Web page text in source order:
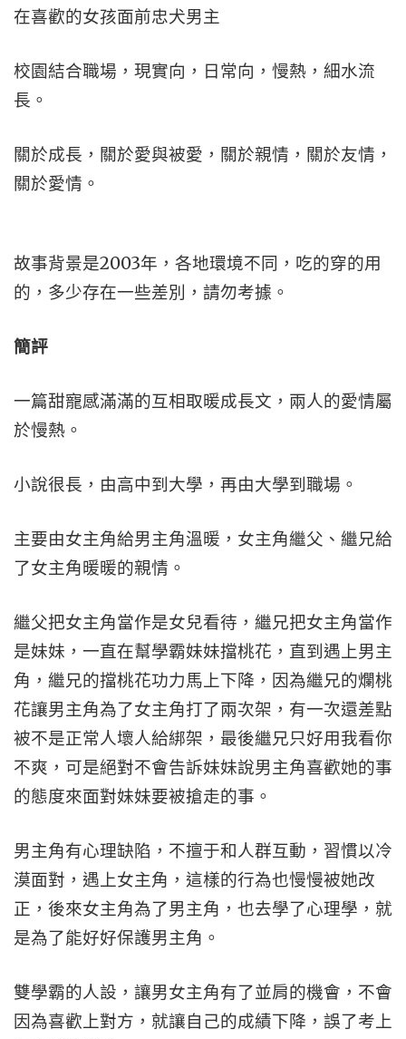
在喜歡的女孩面前忠犬男主
校園結合職場，現實向，日常向，慢熱，細水流
長。
關於成長，關於愛與被愛，關於親情，關於友情，
關於愛情。
故事背景是2003年，各地環境不同，吃的穿的用
的，多少存在一些差別，請勿考據。
簡評
一篇甜寵感滿滿的互相取暖成長文，兩人的愛情屬
於慢熱。
小說很長，由高中到大學，再由大學到職場。
主要由女主角給男主角溫暖，女主角繼父、繼兄給
了女主角暖暖的親情。
繼父把女主角當作是女兒看待，繼兄把女主角當作
是妹妹，一直在幫學霸妹妹擋桃花，直到遇上男主
角，繼兄的擋桃花功力馬上下降，因為繼兄的爛桃
花讓男主角為了女主角打了兩次架，有一次還差點
被不是正常人壞人給綁架，最後繼兄只好用我看你
不爽，可是絕對不會告訴妹妹說男主角喜歡她的事
的態度來面對妹妹要被搶走的事。
男主角有心理缺陷，不擅于和人群互動，習慣以冷
漠面對，遇上女主角，這樣的行為也慢慢被她改
正，後來女主角為了男主角，也去學了心理學，就
是為了能好好保護男主角。
雙學霸的人設，讓男女主角有了並肩的機會，不會
因為喜歡上對方，就讓自己的成績下降，誤了考上